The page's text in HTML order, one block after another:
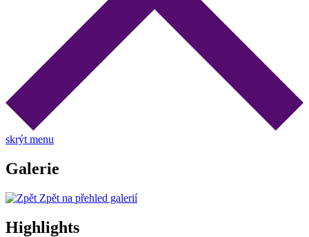
skrýt menu
Galerie
Zpět na přehled galerií
Highlights